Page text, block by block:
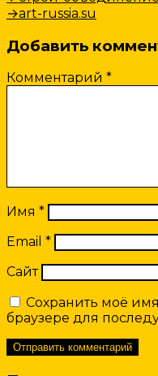
по
записям
запись:
→Следующая
art-russia.su
Добавить
Комментарий *
Имя *
Email *
Сайт
Сохранить моё
браузере для